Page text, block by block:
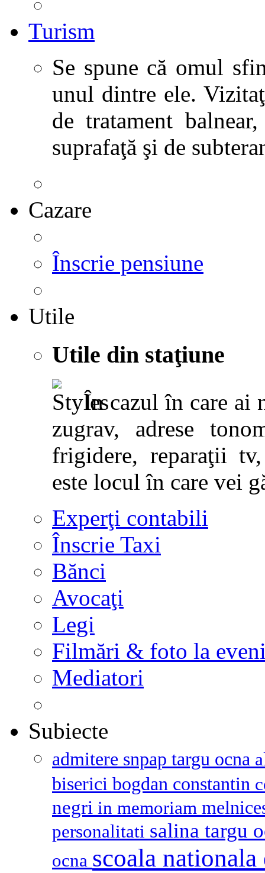
Turism
Se spune că omul
unul dintre ele.
de tratament
suprafaţă şi de
Cazare
Înscrie pensiune
Utile
Utile din staţiune
În cazul în care ai
zugrav, adrese
frigidere, reparaţii
este locul în care vei
Experţi contabili
Înscrie Taxi
Bănci
Avocaţi
Legi
Filmări & foto la
Mediatori
Subiecte
admitere snpap targu ocna
biserici bogdan constantin
negri in memoriam
personalitati salina targu
ocna scoala